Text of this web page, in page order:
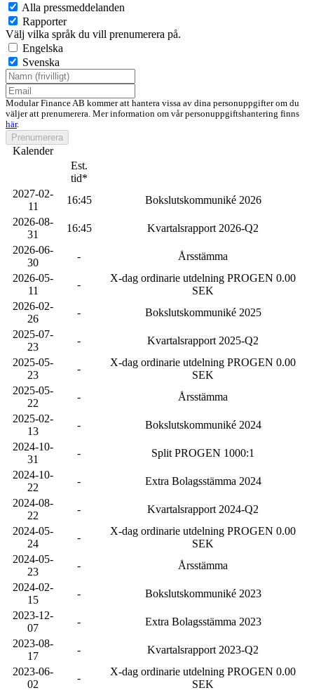
Alla pressmeddelanden
Rapporter
Välj vilka språk du vill prenumerera på.
Engelska
Svenska
Modular Finance AB kommer att hantera vissa av dina personuppgifter om du
väljer att prenumerera. Mer information om vår personuppgiftshantering finns
här.
Prenumerera
Kalender
Est.
tid*
2027-02-
11
16:45
Bokslutskommuniké 2026
2026-08-
31
16:45
Kvartalsrapport 2026-Q2
2026-06-
30
-
Årsstämma
2026-05-
11
-
X-dag ordinarie utdelning PROGEN 0.00
SEK
2026-02-
26
-
Bokslutskommuniké 2025
2025-07-
23
-
Kvartalsrapport 2025-Q2
2025-05-
23
-
X-dag ordinarie utdelning PROGEN 0.00
SEK
2025-05-
22
-
Årsstämma
2025-02-
13
-
Bokslutskommuniké 2024
2024-10-
31
-
Split PROGEN 1000:1
2024-10-
22
-
Extra Bolagsstämma 2024
2024-08-
22
-
Kvartalsrapport 2024-Q2
2024-05-
24
-
X-dag ordinarie utdelning PROGEN 0.00
SEK
2024-05-
23
-
Årsstämma
2024-02-
15
-
Bokslutskommuniké 2023
2023-12-
07
-
Extra Bolagsstämma 2023
2023-08-
17
-
Kvartalsrapport 2023-Q2
2023-06-
02
-
X-dag ordinarie utdelning PROGEN 0.00
SEK